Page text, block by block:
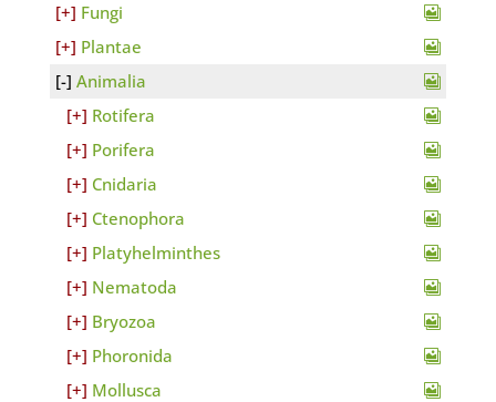
Fungi
Plantae
Animalia
Rotifera
Porifera
Cnidaria
Ctenophora
Platyhelminthes
Nematoda
Bryozoa
Phoronida
Mollusca